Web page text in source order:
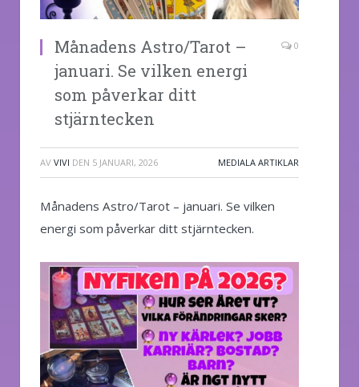
Månadens Astro/Tarot –
januari. Se vilken energi
som påverkar ditt
stjärntecken
0
AV VIVI DEN 5 JANUARI, 2026 MEDIALA ARTIKLAR
Månadens Astro/Tarot – januari. Se vilken
energi som påverkar ditt stjärntecken.